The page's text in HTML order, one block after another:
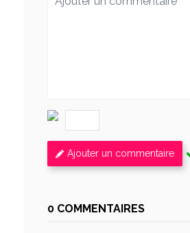
Ajouter un commentaire
0 COMMENTAIRES